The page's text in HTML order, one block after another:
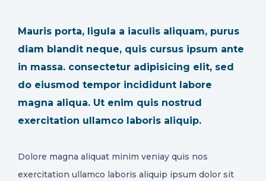
Mauris porta, ligula a iaculis aliquam, purus
diam blandit neque, quis cursus ipsum ante
in massa. consectetur adipisicing elit, sed
do eiusmod tempor incididunt labore
magna aliqua. Ut enim quis nostrud
exercitation ullamco laboris aliquip.
Dolore magna aliquat minim veniay quis nos
exercitation ullamco laboris aliquip ipsum dolor sit